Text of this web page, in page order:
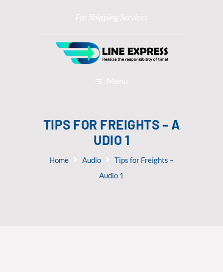
For Shipping Services
Menu
TIPS FOR FREIGHTS – A
UDIO 1
Home Audio
Tips for Freights –
Audio 1